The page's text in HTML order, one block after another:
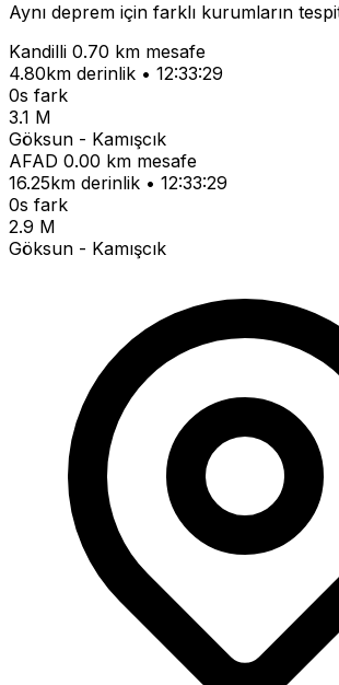
Aynı deprem için farklı kurumların
Kandilli 0.70 km mesafe
4.80km derinlik • 12:33:29
0s fark
3.1 M
Göksun - Kamışcık
AFAD 0.00 km mesafe
16.25km derinlik • 12:33:29
0s fark
2.9 M
Göksun - Kamışcık